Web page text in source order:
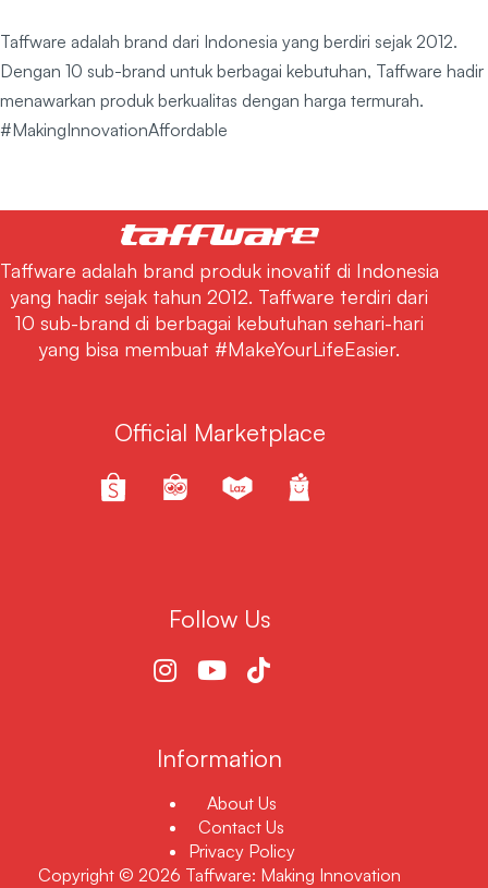
Taffware adalah brand dari Indonesia yang berdiri sejak 2012.
Dengan 10 sub-brand untuk berbagai kebutuhan, Taffware hadir
menawarkan produk berkualitas dengan harga termurah.
#MakingInnovationAffordable
Taffware adalah brand produk inovatif di Indonesia
yang hadir sejak tahun 2012. Taffware terdiri dari
10 sub-brand di berbagai kebutuhan sehari-hari
yang bisa membuat #MakeYourLifeEasier.
Official Marketplace
Follow Us
Information
About Us
Contact Us
Privacy Policy
Copyright © 2026 Taffware: Making Innovation